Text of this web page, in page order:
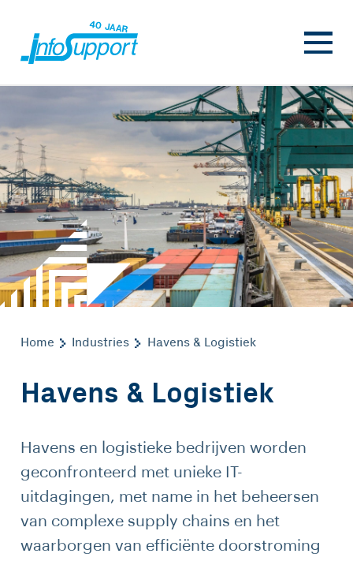
Home Industries Havens & Logistiek
Havens & Logistiek
Havens en logistieke bedrijven worden
geconfronteerd met unieke IT-
uitdagingen, met name in het beheersen
van complexe supply chains en het
waarborgen van efficiënte doorstroming